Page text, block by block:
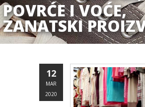
POVRĆE I VOĆE,
ZANATSKI
12
MAR
2020